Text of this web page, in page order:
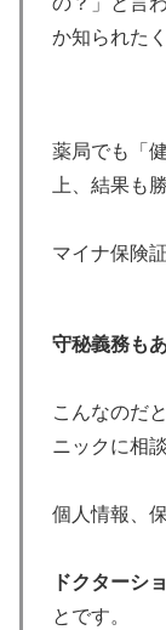
か知られた
薬局でも「
上、結果も
マイナ保険
守秘義務も
こんなのだ
ニックに相
個人情報、
ドクターシ
とです。